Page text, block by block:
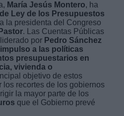
María Jesús Montero, ha
Ley de los Presupuestos
a la presidenta del Congreso
. Las Cuentas Públicas
por Pedro Sánchez
impulso a las políticas
presupuestarios en
vivienda o
objetivo de estos
los recortes de los gobiernos
la mayor parte de los
que el Gobierno prevé